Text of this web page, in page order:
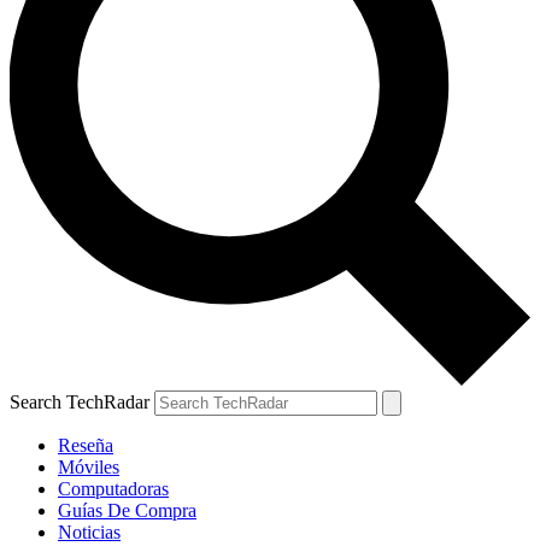
Search TechRadar
Reseña
Móviles
Computadoras
Guías De Compra
Noticias